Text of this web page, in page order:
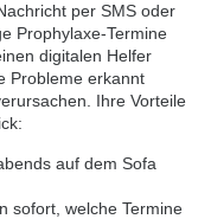
per SMS oder
Prophylaxe-Termine
digitalen Helfer
Probleme erkannt
Ihre Vorteile
auf dem Sofa
sofort, welche Termine